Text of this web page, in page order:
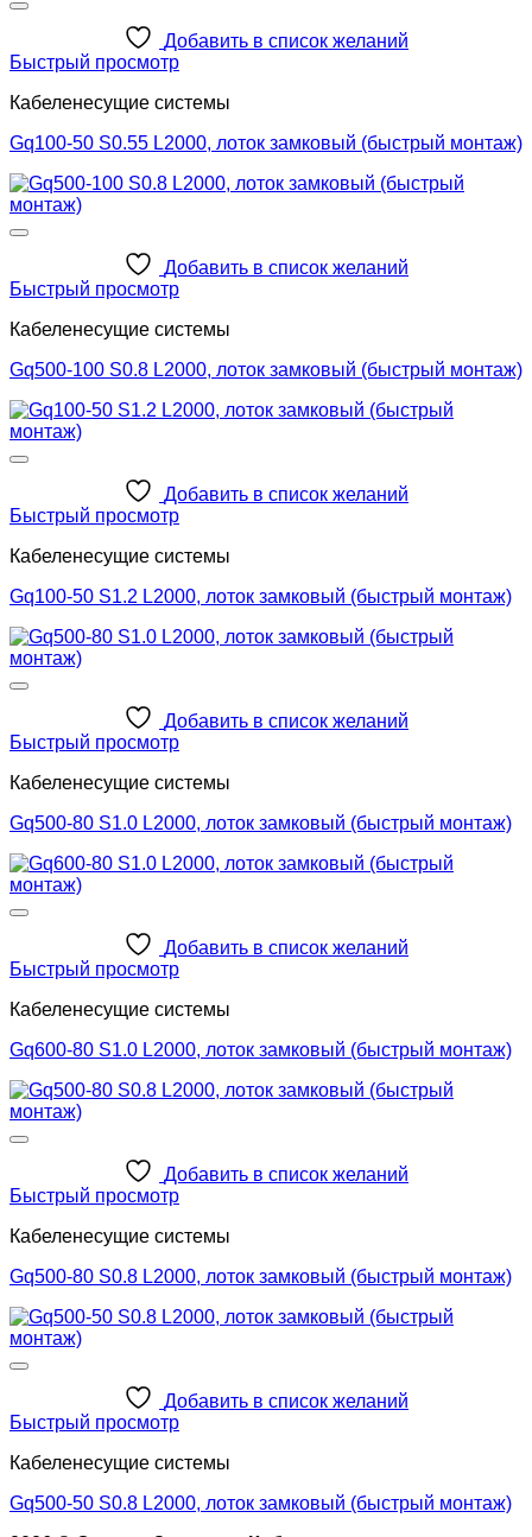
Добавить в список желаний
Быстрый просмотр
Кабеленесущие системы
Gq100-50 S0.55 L2000, лоток замковый (быстрый монтаж)
Добавить в список желаний
Быстрый просмотр
Кабеленесущие системы
Gq500-100 S0.8 L2000, лоток замковый (быстрый монтаж)
Добавить в список желаний
Быстрый просмотр
Кабеленесущие системы
Gq100-50 S1.2 L2000, лоток замковый (быстрый монтаж)
Добавить в список желаний
Быстрый просмотр
Кабеленесущие системы
Gq500-80 S1.0 L2000, лоток замковый (быстрый монтаж)
Добавить в список желаний
Быстрый просмотр
Кабеленесущие системы
Gq600-80 S1.0 L2000, лоток замковый (быстрый монтаж)
Добавить в список желаний
Быстрый просмотр
Кабеленесущие системы
Gq500-80 S0.8 L2000, лоток замковый (быстрый монтаж)
Добавить в список желаний
Быстрый просмотр
Кабеленесущие системы
Gq500-50 S0.8 L2000, лоток замковый (быстрый монтаж)